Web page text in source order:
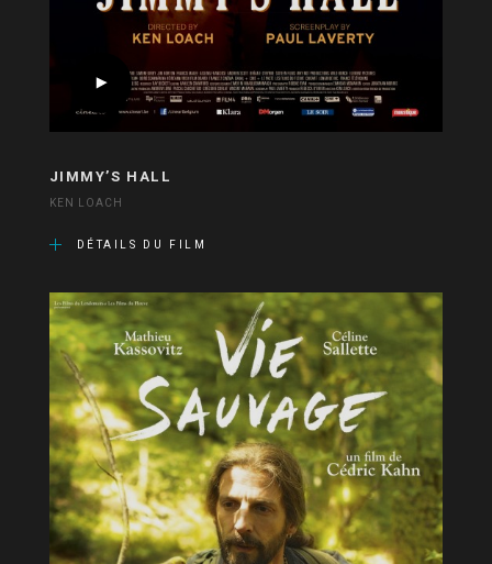
JIMMY’S HALL
KEN LOACH
DÉTAILS DU FILM